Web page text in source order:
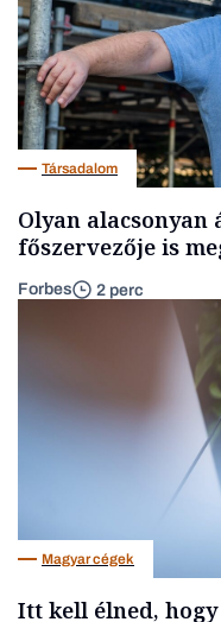
Társadalom
Olyan alacsonyan
főszervezője is
Forbes 2 perc
Magyar cégek
Itt kell élned,